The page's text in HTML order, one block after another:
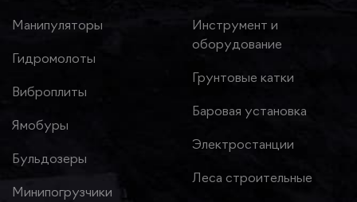
Манипуляторы
Гидромолоты
Виброплиты
Ямобуры
Бульдозеры
Минипогрузчики
Инструмент и
оборудование
Грунтовые катки
Баровая установка
Электростанции
Леса строительные